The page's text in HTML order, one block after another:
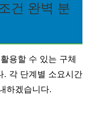
건 완벽 분
용할 수 있는 구체
. 각 단계별 소요시간
하겠습니다.